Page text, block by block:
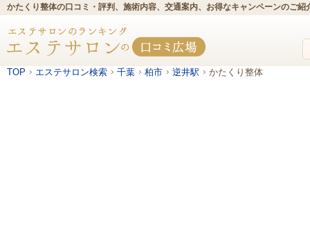
かたくり整体の口コミ・評判、施術内容、交通案内、お得なキャンペーンのご紹
TOP エステサロン検索 千葉 柏市 逆井駅 かたくり整体